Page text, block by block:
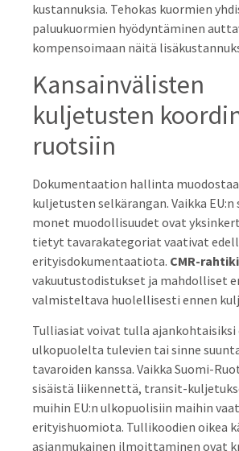
kustannuksia. Tehokas kuormien
paluukuormien hyödyntäminen
kompensoimaan näitä
Kansainvälisten
kuljetusten
ruotsiin
Dokumentaation hallinta
kuljetusten selkärangan. Vaikka
monet muodollisuudet ovat
tietyt tavarakategoriat vaativat
erityisdokumentaatiota. CMR-
vakuutustodistukset ja mahdolliset
valmisteltava huolellisesti ennen
Tulliasiat voivat tulla ajankohtaisiksi
ulkopuolelta tulevien tai sinne
tavaroiden kanssa. Vaikka Suomi-
sisäistä liikennettä, transit-
muihin EU:n ulkopuolisiin maihin
erityishuomiota. Tullikoodien oikea
asianmukainen ilmoittaminen ovat